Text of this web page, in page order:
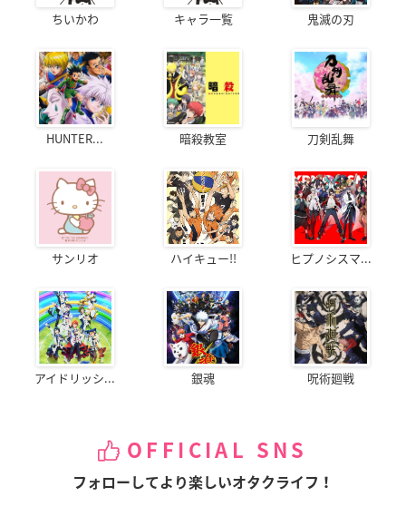
ちいかわ キャラ一覧 鬼滅の刃
HUNTER... 暗殺教室 刀剣乱舞
サンリオ ハイキュー!! ヒプノシスマ...
アイドリッシ... 銀魂 呪術廻戦
OFFICIAL SNS
フォローしてより楽しいオタクライフ！